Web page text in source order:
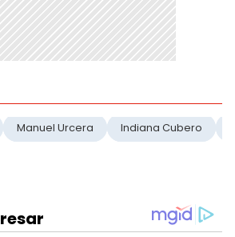
Manuel Urcera Indiana Cubero